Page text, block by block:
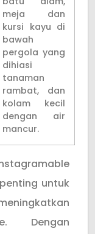
meja dan
kursi kayu di
bawah
pergola yang
dihiasi
tanaman
rambat, dan
kolam kecil
dengan air
mancur.
untuk
Dengan